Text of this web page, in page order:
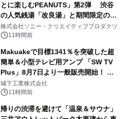
とに楽しむPEANUTS」第2弾 渋谷
の人気銭湯「改良湯」と期間限定のコ
ラボレーション サウナイキタイコラ
ボグッズも発売決定！
株式会社ソニー・クリエイティブプロダクツ
11時間前
Makuakeで目標1341％を突破した超
簡単＆小型テレビ用アンプ 「SW TV
Plus」8月7日より一般販売開始！ ケ
ーブル1本つなぐだけ、テレビの音が
ぐっと豊かに
城下工業株式会社
11時間前
帰りの渋滞を避けて「温泉＆サウナ」